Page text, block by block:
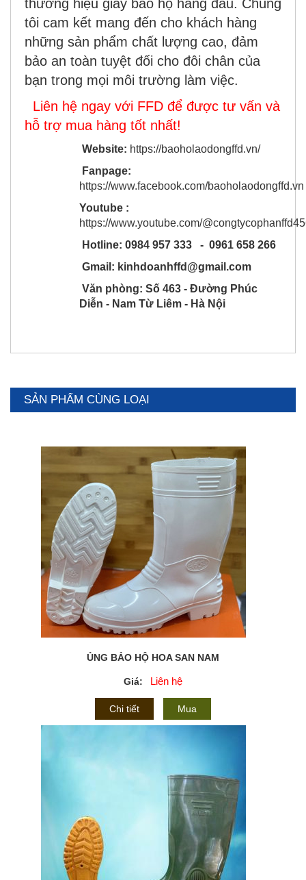
thương hiệu giày bảo hộ hàng đầu. Chúng
tôi cam kết mang đến cho khách hàng
những sản phẩm chất lượng cao, đảm
bảo an toàn tuyệt đối cho đôi chân của
bạn trong mọi môi trường làm việc.
Liên hệ ngay với FFD để được tư vấn và
hỗ trợ mua hàng tốt nhất!
Website: https://baoholaodongffd.vn/
Fanpage:
https://www.facebook.com/baoholaodongffd.vn
Youtube :
https://www.youtube.com/
Hotline: 0984 957 333 - 0961 658 266
Gmail: kinhdoanhffd@gmail.com
Văn phòng: Số 463 - Đường Phúc
Diễn - Nam Từ Liêm - Hà Nội
SẢN PHẨM CÙNG LOẠI
ỦNG BẢO HỘ HOA SAN NAM
Giá: Liên hệ
Chi tiết Mua